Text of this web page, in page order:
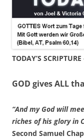
TODAY’S
GOD gives ALL
“And my God will
riches of his glory in
Second Samuel